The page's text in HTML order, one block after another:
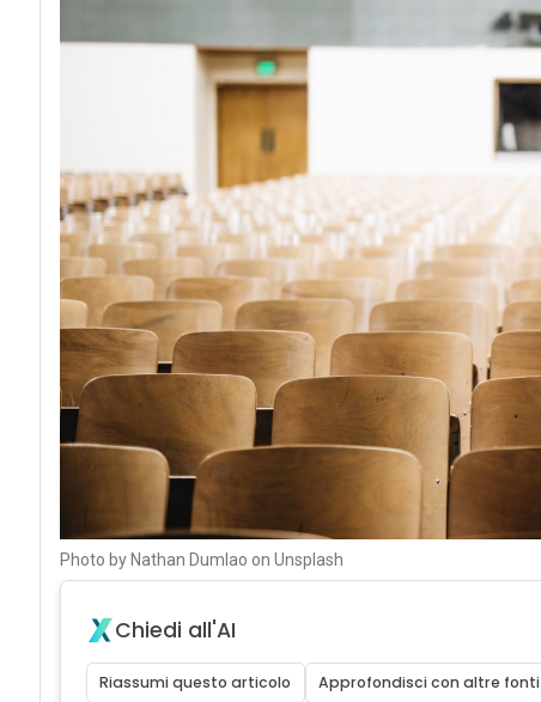
Photo by Nathan Dumlao on Unsplash
Chiedi all'AI
Riassumi questo articolo Approfondisci con altre fonti